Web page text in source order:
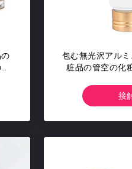
包む無光沢アル
粧品の管空の化
接